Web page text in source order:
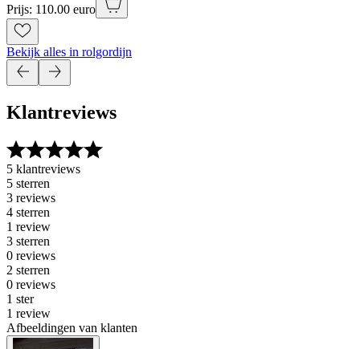
Prijs: 110.00 euro
Bekijk alles in rolgordijn
Klantreviews
5 klantreviews
5 sterren
3 reviews
4 sterren
1 review
3 sterren
0 reviews
2 sterren
0 reviews
1 ster
1 review
Afbeeldingen van klanten